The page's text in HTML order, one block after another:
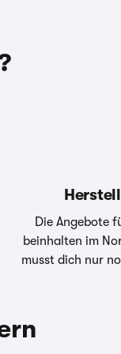
Ford Bank
Henry-Ford-
1
“Jährliche
Die Angebote
beinhalten im
musst dich nur